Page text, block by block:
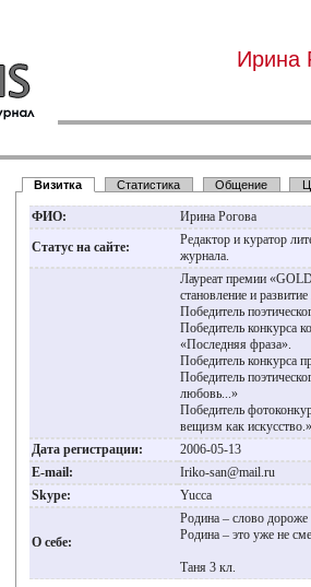
Ирина
Визитка Статистика Общение
ФИО:
Ирина Рогова
Статус на сайте:
Редактор и куратор
журнала.
Лауреат премии
становление и
Победитель
Победитель конкурса
«Последняя фраза».
Победитель конкурса
Победитель
любовь...»
Победитель
вещизм как
Дата регистрации:
2006-05-13
E-mail:
Iriko-san@mail.ru
Skype:
Yucca
О себе:
Родина – слово дороже
Родина – это уже не
Таня 3 кл.